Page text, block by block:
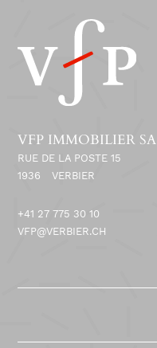
VFP IMMOBILIER SA
RUE DE LA POSTE 15
1936
VERBIER
+41 27 775 30 10
VFP@VERBIER.CH